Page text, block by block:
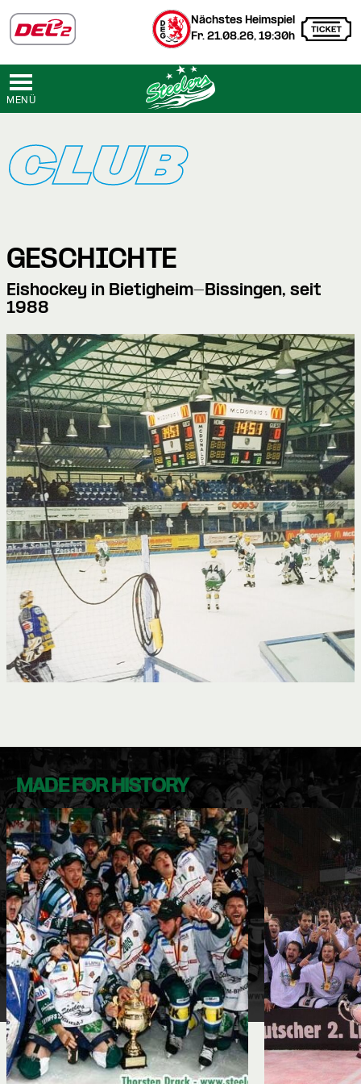
Nächstes Heimspiel
Fr. 21.08.26, 19:30h
MENÜ
CLUB
GESCHICHTE
Eishockey in Bietigheim-Bissingen, seit
1988
MADE FOR HISTORY